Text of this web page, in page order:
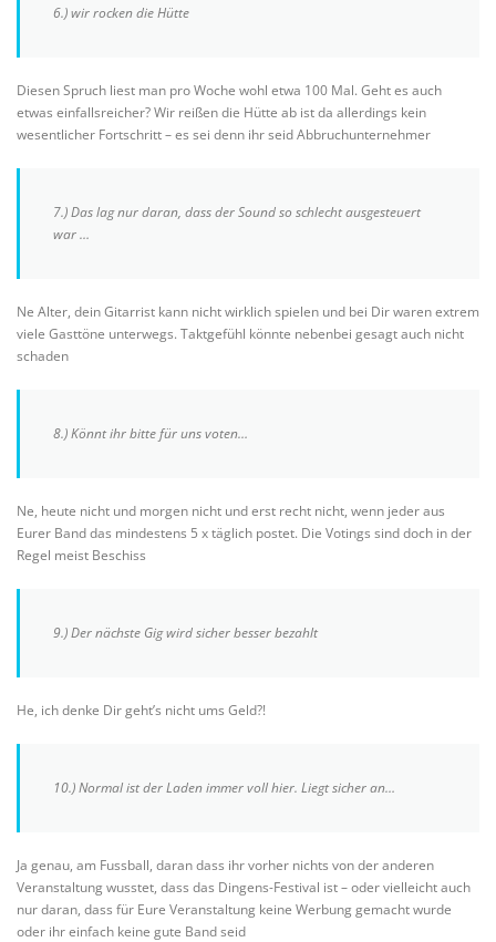
6.) wir rocken die Hütte
Diesen Spruch liest man pro Woche wohl etwa 100 Mal. Geht es auch
etwas einfallsreicher? Wir reißen die Hütte ab ist da allerdings kein
wesentlicher Fortschritt – es sei denn ihr seid Abbruchunternehmer
7.) Das lag nur daran, dass der Sound so schlecht ausgesteuert
war …
Ne Alter, dein Gitarrist kann nicht wirklich spielen und bei Dir waren extrem
viele Gasttöne unterwegs. Taktgefühl könnte nebenbei gesagt auch nicht
schaden
8.) Könnt ihr bitte für uns voten…
Ne, heute nicht und morgen nicht und erst recht nicht, wenn jeder aus
Eurer Band das mindestens 5 x täglich postet. Die Votings sind doch in der
Regel meist Beschiss
9.) Der nächste Gig wird sicher besser bezahlt
He, ich denke Dir geht’s nicht ums Geld?!
10.) Normal ist der Laden immer voll hier. Liegt sicher an…
Ja genau, am Fussball, daran dass ihr vorher nichts von der anderen
Veranstaltung wusstet, dass das Dingens-Festival ist – oder vielleicht auch
nur daran, dass für Eure Veranstaltung keine Werbung gemacht wurde
oder ihr einfach keine gute Band seid